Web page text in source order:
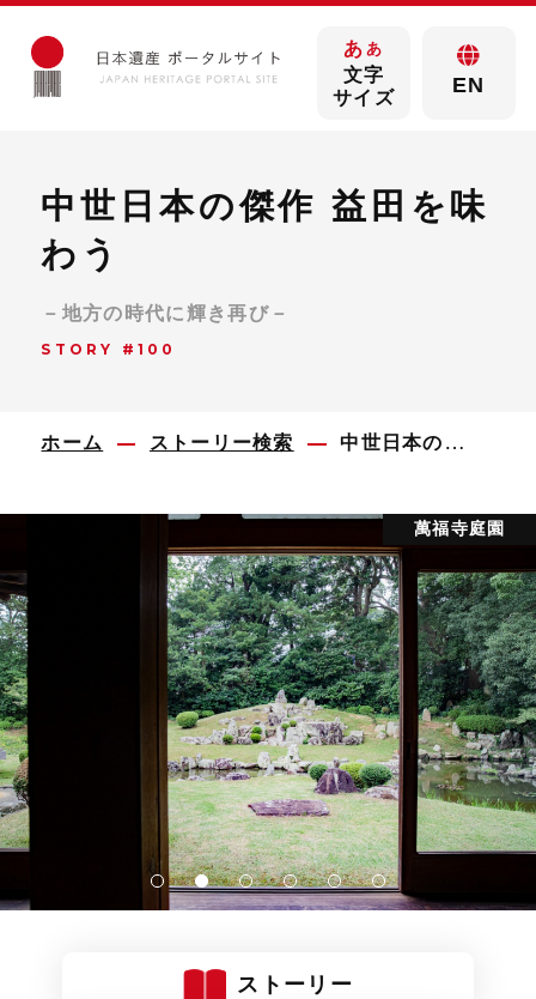
あ あ
文字
サイズ
EN
中世日本の傑作 益田を味
わう
－地方の時代に輝き再び－
STORY #100
ホーム ストーリー検索 中世日本の傑作 益田を味わう
萬福寺庭園
ストーリー